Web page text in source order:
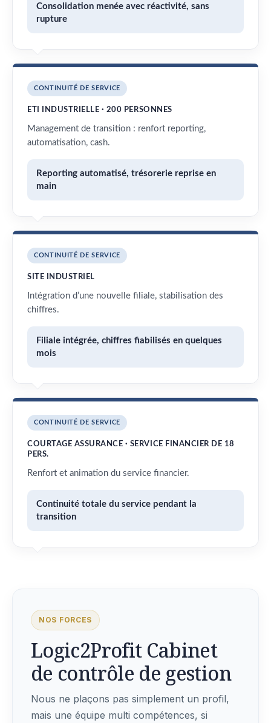
Consolidation menée avec réactivité, sans
rupture
CONTINUITÉ DE SERVICE
ETI INDUSTRIELLE · 200 PERSONNES
Management de transition : renfort reporting,
automatisation, cash.
Reporting automatisé, trésorerie reprise en
main
CONTINUITÉ DE SERVICE
SITE INDUSTRIEL
Intégration d’une nouvelle filiale, stabilisation des
chiffres.
Filiale intégrée, chiffres fiabilisés en quelques
mois
CONTINUITÉ DE SERVICE
COURTAGE ASSURANCE · SERVICE FINANCIER DE 18
PERS.
Renfort et animation du service financier.
Continuité totale du service pendant la
transition
NOS FORCES
Logic2Profit Cabinet
de contrôle de gestion
Nous ne plaçons pas simplement un profil,
mais une équipe multi compétences, si